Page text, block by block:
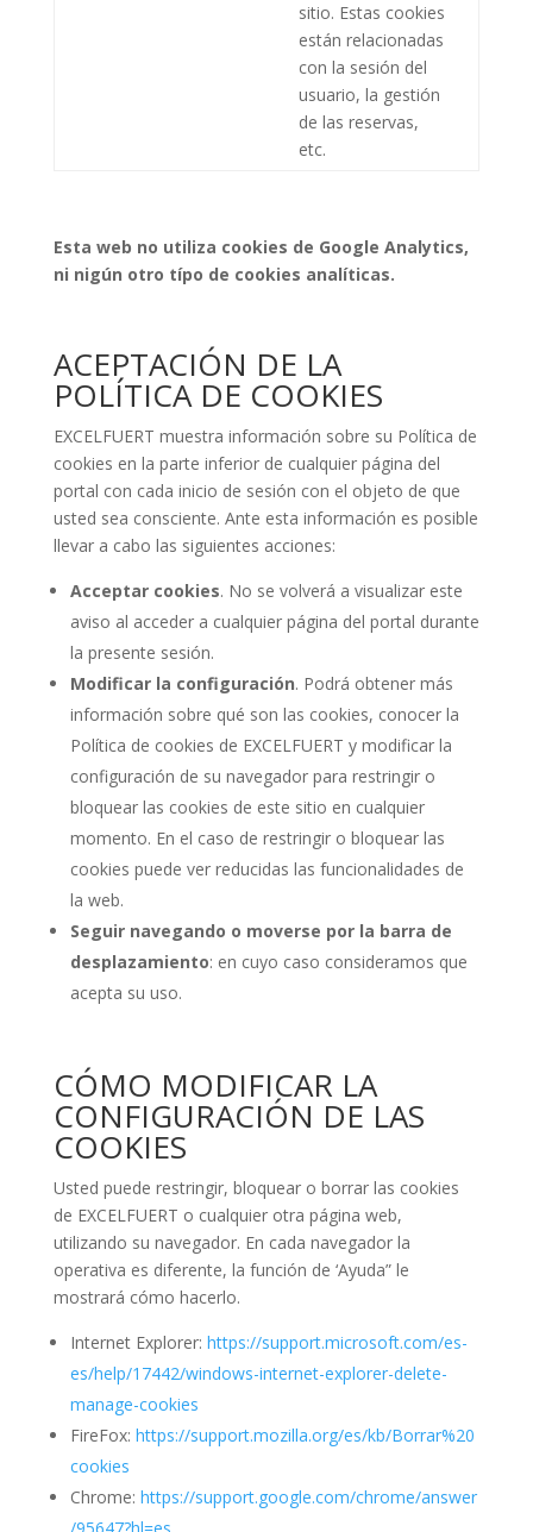
sitio. Estas cookies
están relacionadas
con la sesión del
usuario, la gestión
de las reservas,
etc.
Esta web no utiliza cookies de Google Analytics,
ni nigún otro típo de cookies analíticas.
ACEPTACIÓN DE LA
POLÍTICA DE COOKIES
EXCELFUERT muestra información sobre su Política de
cookies en la parte inferior de cualquier página del
portal con cada inicio de sesión con el objeto de que
usted sea consciente. Ante esta información es posible
llevar a cabo las siguientes acciones:
Acceptar cookies. No se volverá a visualizar este
aviso al acceder a cualquier página del portal durante
la presente sesión.
Modificar la configuración. Podrá obtener más
información sobre qué son las cookies, conocer la
Política de cookies de EXCELFUERT y modificar la
configuración de su navegador para restringir o
bloquear las cookies de este sitio en cualquier
momento. En el caso de restringir o bloquear las
cookies puede ver reducidas las funcionalidades de
la web.
Seguir navegando o moverse por la barra de
desplazamiento: en cuyo caso consideramos que
acepta su uso.
CÓMO MODIFICAR LA
CONFIGURACIÓN DE LAS
COOKIES
Usted puede restringir, bloquear o borrar las cookies
de EXCELFUERT o cualquier otra página web,
utilizando su navegador. En cada navegador la
operativa es diferente, la función de ‘Ayuda” le
mostrará cómo hacerlo.
Internet Explorer: https://support.microsoft.com/es-
es/help/17442/windows-internet-explorer-delete-
manage-cookies
FireFox: https://support.mozilla.org/es/kb/Borrar%20
cookies
Chrome: https://support.google.com/chrome/answer